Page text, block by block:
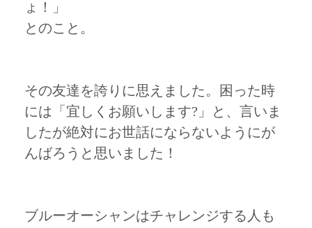
ょ！」
とのこと。
その友達を誇りに思えました。困った時
には「宜しくお願いします?」と、言いま
したが絶対にお世話にならないようにが
んばろうと思いました！
ブルーオーシャンはチャレンジする人も